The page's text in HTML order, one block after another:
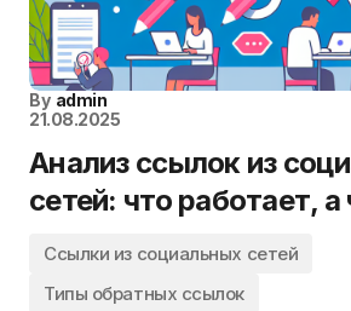
By admin
21.08.2025
Анализ ссылок из
сетей: что работает, а
Ссылки из социальных сетей
Типы обратных ссылок